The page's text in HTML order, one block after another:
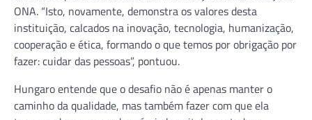
ONA. “Isto, novamente, demonstra os valores desta
instituição, calcados na inovação, tecnologia, humanização,
cooperação e ética, formando o que temos por obrigação por
fazer: cuidar das pessoas”, pontuou.
Hungaro entende que o desafio não é apenas manter o
caminho da qualidade, mas também fazer com que ela